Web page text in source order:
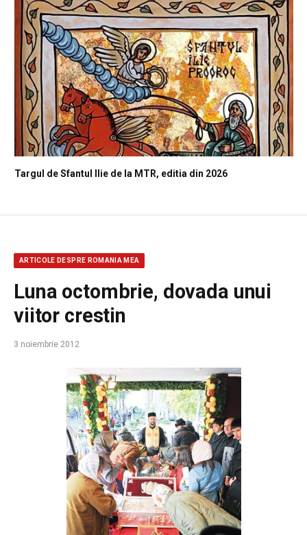
Targul de Sfantul Ilie de la MTR, editia din 2026
ARTICOLE DESPRE ROMANIA MEA
Luna octombrie, dovada unui
viitor crestin
3 noiembrie 2012